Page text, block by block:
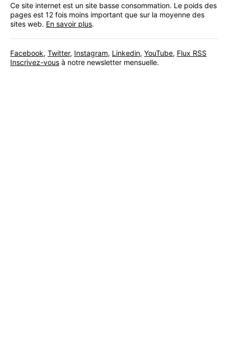
Ce site internet est un site basse consommation. Le poids des
pages est 12 fois moins important que sur la moyenne des
sites web. En savoir plus.
Facebook, Twitter, Instagram, Linkedin, YouTube, Flux RSS
Inscrivez-vous à notre newsletter mensuelle.